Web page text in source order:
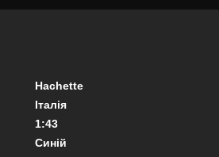
Hachette
Італія
1:43
Синій